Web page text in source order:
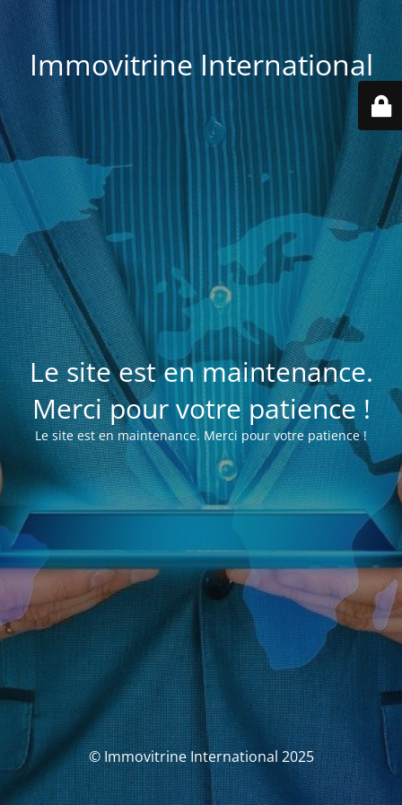
Immovitrine International
Le site est en maintenance.
Merci pour votre patience !
Le site est en maintenance. Merci pour votre patience !
© Immovitrine International 2025